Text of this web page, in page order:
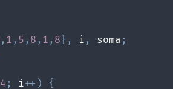
, 1 , 5 , 8 , 1 , 8 } , i , soma ;
4 ; i++ )
{